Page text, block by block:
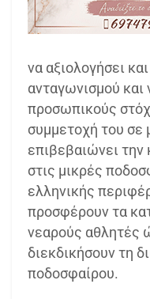
να αξιολογήσει
ανταγωνισμού και
προσωπικούς
συμμετοχή του σε
επιβεβαιώνει την
στις μικρές
ελληνικής
προσφέρουν τα
νεαρούς αθλητές
διεκδικήσουν τη
ποδοσφαίρου.